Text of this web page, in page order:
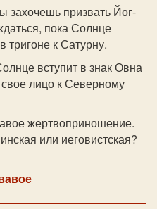
захочешь призвать Йог-
пока Солнце
тригоне к Сатурну.
вступит в знак Овна
свое лицо к Северному
жертвоприношение.
или иеговистская?